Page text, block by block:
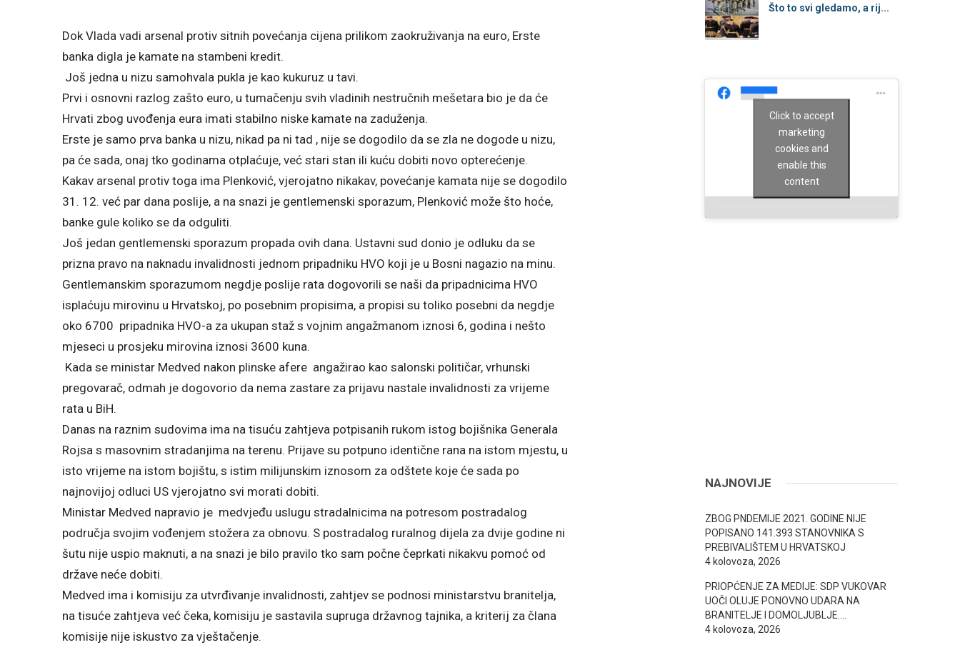
Dok Vlada vadi arsenal protiv sitnih povećanja cijena prilikom zaokruživanja na euro, Erste
banka digla je kamate na stambeni kredit.
Još jedna u nizu samohvala pukla je kao kukuruz u tavi.
Prvi i osnovni razlog zašto euro, u tumačenju svih vladinih nestručnih mešetara bio je da će
Hrvati zbog uvođenja eura imati stabilno niske kamate na zaduženja.
Erste je samo prva banka u nizu, nikad pa ni tad , nije se dogodilo da se zla ne dogode u nizu,
pa će sada, onaj tko godinama otplaćuje, već stari stan ili kuću dobiti novo opterećenje.
Kakav arsenal protiv toga ima Plenković, vjerojatno nikakav, povećanje kamata nije se dogodilo
31. 12. već par dana poslije, a na snazi je gentlemenski sporazum, Plenković može što hoće,
banke gule koliko se da odguliti.
Još jedan gentlemenski sporazum propada ovih dana. Ustavni sud donio je odluku da se
prizna pravo na naknadu invalidnosti jednom pripadniku HVO koji je u Bosni nagazio na minu.
Gentlemanskim sporazumom negdje poslije rata dogovorili se naši da pripadnicima HVO
isplaćuju mirovinu u Hrvatskoj, po posebnim propisima, a propisi su toliko posebni da negdje
oko 6700 pripadnika HVO-a za ukupan staž s vojnim angažmanom iznosi 6, godina i nešto
mjeseci u prosjeku mirovina iznosi 3600 kuna.
Kada se ministar Medved nakon plinske afere angažirao kao salonski političar, vrhunski
pregovarač, odmah je dogovorio da nema zastare za prijavu nastale invalidnosti za vrijeme
rata u BiH.
Danas na raznim sudovima ima na tisuću zahtjeva potpisanih rukom istog bojišnika Generala
Rojsa s masovnim stradanjima na terenu. Prijave su potpuno identične rana na istom mjestu, u
isto vrijeme na istom bojištu, s istim milijunskim iznosom za odštete koje će sada po
najnovijoj odluci US vjerojatno svi morati dobiti.
Ministar Medved napravio je medvjeđu uslugu stradalnicima na potresom postradalog
područja svojim vođenjem stožera za obnovu. S postradalog ruralnog dijela za dvije godine ni
šutu nije uspio maknuti, a na snazi je bilo pravilo tko sam počne čeprkati nikakvu pomoć od
države neće dobiti.
Medved ima i komisiju za utvrđivanje invalidnosti, zahtjev se podnosi ministarstvu branitelja,
na tisuće zahtjeva već čeka, komisiju je sastavila supruga državnog tajnika, a kriterij za člana
komisije nije iskustvo za vještačenje.
Što to svi gledamo, a rij...
Click to accept
marketing
cookies and
enable this
content
NAJNOVIJE
ZBOG PNDEMIJE 2021. GODINE NIJE
POPISANO 141.393 STANOVNIKA S
PREBIVALIŠTEM U HRVATSKOJ
4 kolovoza, 2026
PRIOPĆENJE ZA MEDIJE: SDP VUKOVAR
UOČI OLUJE PONOVNO UDARA NA
BRANITELJE I DOMOLJUBLJE….
4 kolovoza, 2026